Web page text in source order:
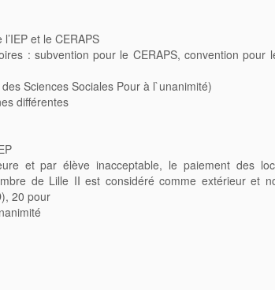
et le CERAPS
: subvention pour le CERAPS, convention pour
Sciences Sociales Pour à l`unanimité)
différentes
et par élève inacceptable, le paiement des
de Lille II est considéré comme extérieur et
20 pour